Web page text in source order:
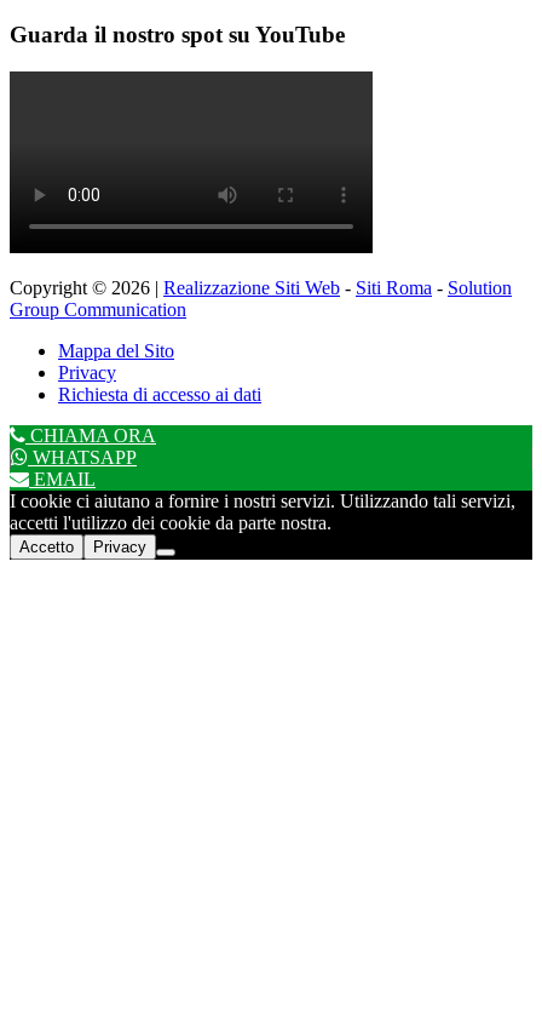
Guarda il nostro spot su YouTube
Copyright © 2026 | Realizzazione Siti Web - Siti Roma - Solution
Group Communication
Mappa del Sito
Privacy
Richiesta di accesso ai dati
CHIAMA ORA
WHATSAPP
EMAIL
I cookie ci aiutano a fornire i nostri servizi. Utilizzando tali servizi,
accetti l'utilizzo dei cookie da parte nostra.
Accetto Privacy